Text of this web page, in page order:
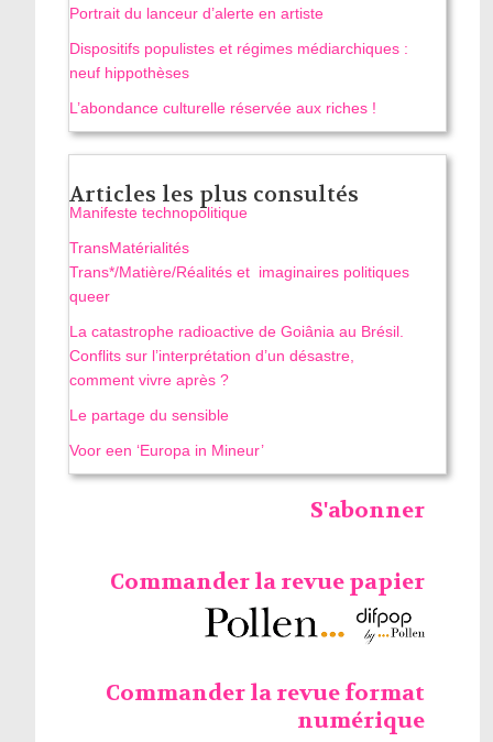
Portrait du lanceur d’alerte en artiste
Dispositifs populistes et régimes médiarchiques :
neuf hippothèses
L’abondance culturelle réservée aux riches !
Articles les plus consultés
Manifeste technopolitique
TransMatérialités
Trans*/Matière/Réalités et imaginaires politiques
queer
La catastrophe radioactive de Goiânia au Brésil.
Conflits sur l’interprétation d’un désastre,
comment vivre après ?
Le partage du sensible
Voor een ‘Europa in Mineur’
S'abonner
Commander la revue papier
Commander la revue format
numérique